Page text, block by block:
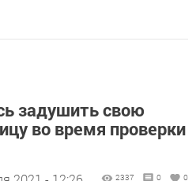
задушить свою
во время проверки
2337 0 0